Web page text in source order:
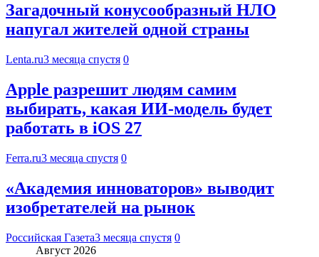
Загадочный конусообразный НЛО
напугал жителей одной страны
Lenta.ru3 месяца спустя 0
Apple разрешит людям самим
выбирать, какая ИИ-модель будет
работать в iOS 27
Ferra.ru3 месяца спустя 0
«Академия инноваторов» выводит
изобретателей на рынок
Российская Газета3 месяца спустя 0
Август 2026